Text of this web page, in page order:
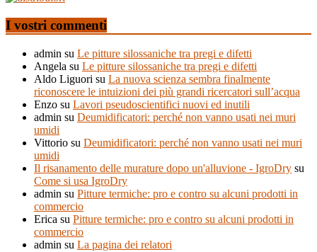
I vostri commenti
admin su Le pitture silossaniche tra pregi e difetti
Angela su Le pitture silossaniche tra pregi e difetti
Aldo Liguori su La nuova scienza sembra finalmente
riconoscere le intuizioni dei più grandi ricercatori sull’acqua
Enzo su Lavori pseudoscientifici nuovi ed inutili
admin su Deumidificatori: perché non vanno usati nei muri
umidi
Vittorio su Deumidificatori: perché non vanno usati nei muri
umidi
Il risanamento delle murature dopo un'alluvione - IgroDry su
Come si usa IgroDry
admin su Pitture termiche: pro e contro su alcuni prodotti in
commercio
Erica su Pitture termiche: pro e contro su alcuni prodotti in
commercio
admin su La pagina dei relatori